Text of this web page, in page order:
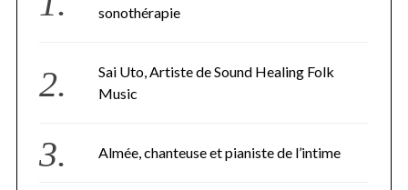
sonothérapie
Sai Uto, Artiste de Sound Healing Folk
Music
Almée, chanteuse et pianiste de l’intime